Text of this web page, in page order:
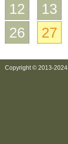
12
13
26
27
Copyright © 2013-